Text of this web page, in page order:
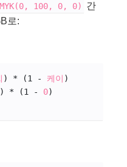
100, 0, 0)
간
로:
) * (1 - 케이 )
* (1 - 0)